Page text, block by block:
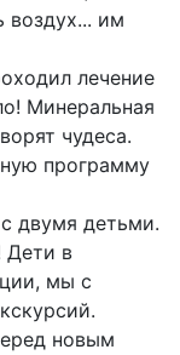
воздух... им
лечение
Минеральная
чудеса.
программу
двумя детьми.
Дети в
мы с
новым